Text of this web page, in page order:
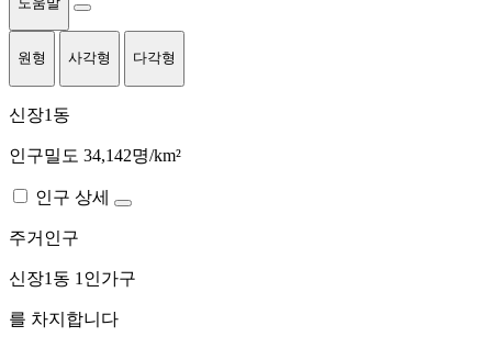
원형 사각형 다각형
신장1동
인구밀도 34,142명/km²
인구 상세
주거인구
신장1동 1인가구
를 차지합니다